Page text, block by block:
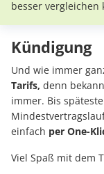
besser vergleichen
Kündigung
Und wie immer
Tarifs, denn
immer. Bis
einfach per One-
Viel Spaß mit dem